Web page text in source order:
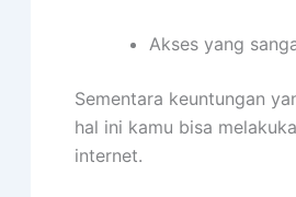
Akses yang
Sementara keuntungan
hal ini kamu bisa
internet.